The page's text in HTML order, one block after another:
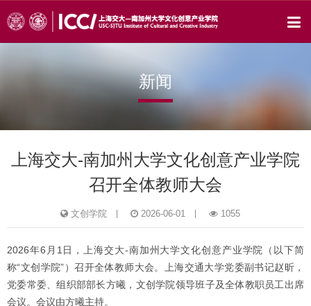
新闻
上海交大-南加州大学文化创意产业学院
召开全体教师大会
文创学院 2026-06-01 1055
2026年6月1日，上海交大-南加州大学文化创意产业学院（以下简
称“文创学院”）召开全体教师大会。上海交通大学党委副书记赵昕，
党委常委、组织部部长方曦，文创学院领导班子及全体教职员工出席
会议。会议由方曦主持。